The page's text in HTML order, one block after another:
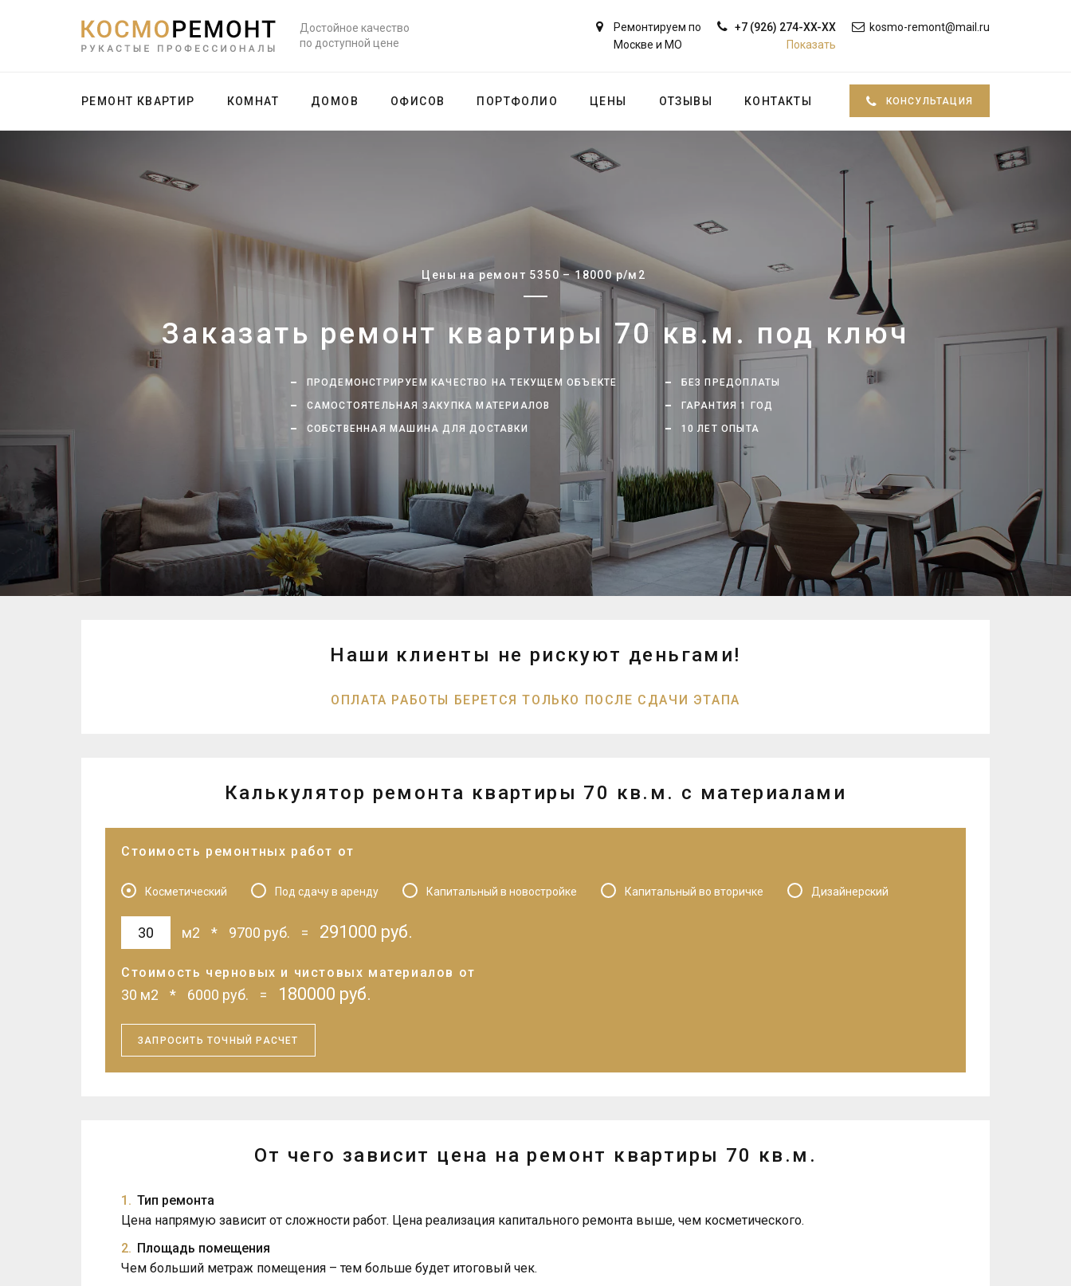
Достойное качество
по доступной цене
Ремонтируем по
Москве и МО
+7 (926) 274-XX-XX
Показать
kosmo-remont@mail.ru
РЕМОНТ КВАРТИР КОМНАТ ДОМОВ ОФИСОВ ПОРТФОЛИО ЦЕНЫ ОТЗЫВЫ КОНТАКТЫ КОНСУЛЬТАЦИЯ
Цены на ремонт 5350 – 18000 р/м2
Заказать ремонт квартиры 70 кв.м. под ключ
ПРОДЕМОНСТРИРУЕМ КАЧЕСТВО НА ТЕКУЩЕМ ОБЪЕКТЕ
САМОСТОЯТЕЛЬНАЯ ЗАКУПКА МАТЕРИАЛОВ
СОБСТВЕННАЯ МАШИНА ДЛЯ ДОСТАВКИ
БЕЗ ПРЕДОПЛАТЫ
ГАРАНТИЯ 1 ГОД
10 ЛЕТ ОПЫТА
Наши клиенты не рискуют деньгами!
ОПЛАТА РАБОТЫ БЕРЕТСЯ ТОЛЬКО ПОСЛЕ СДАЧИ ЭТАПА
Калькулятор ремонта квартиры 70 кв.м. с материалами
Стоимость ремонтных работ от
Косметический Под сдачу в аренду Капитальный в новостройке Капитальный во вторичке Дизайнерский
м2 * 9700 руб. = 291000 руб.
Cтоимость черновых и чистовых материалов от
30 м2 * 6000 руб. = 180000 руб.
ЗАПРОСИТЬ ТОЧНЫЙ РАСЧЕТ
От чего зависит цена на ремонт квартиры 70 кв.м.
Тип ремонта
Цена напрямую зависит от сложности работ. Цена реализация капитального ремонта выше, чем косметического.
Площадь помещения
Чем больший метраж помещения – тем больше будет итоговый чек.